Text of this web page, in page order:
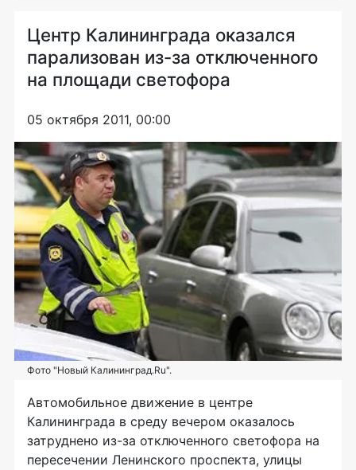
Центр Калининграда оказался
парализован из-за отключенного
на площади светофора
05 октября 2011, 00:00
Фото "Новый Калининград.Ru".
Автомобильное движение в центре
Калининграда в среду вечером оказалось
затруднено из-за отключенного светофора на
пересечении Ленинского проспекта, улицы